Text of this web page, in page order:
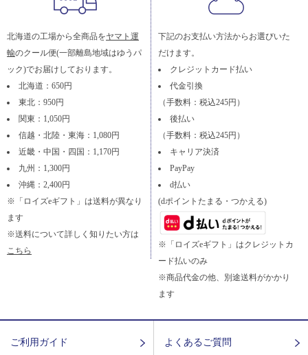
北海道の工場から全商品をヤマト運
輸のクール便(一部離島地域はゆうパ
ック)でお届けしております。
北海道：650円
東北：950円
関東：1,050円
信越・北陸・東海：1,080円
近畿・中国・四国：1,170円
九州：1,300円
沖縄：2,400円
※「ロイズeギフト」は送料が異なり
ます
※送料について詳しく知りたい方は
こちら
下記のお支払い方法からお選びいた
だけます。
クレジットカード払い
代金引換
（手数料：税込245円）
後払い
（手数料：税込245円）
キャリア決済
PayPay
d払い
(dポイントたまる・つかえる)
※「ロイズeギフト」はクレジットカ
ード払いのみ
※商品代金の他、別途送料がかかり
ます
ご利用ガイド よくあるご質問